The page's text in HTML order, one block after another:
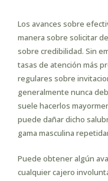
Los avances sobre
manera sobre solicitar
sobre credibilidad. Sin
tasas de atención más
regulares sobre
generalmente nunca
suele hacerlos
puede dañar dicho
gama masculina
Puede obtener algún
cualquier cajero